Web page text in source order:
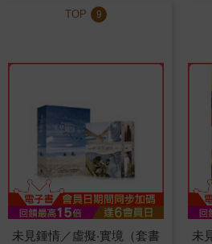
TOP 9
未見鍾情／虛擬‧實境（套書
未